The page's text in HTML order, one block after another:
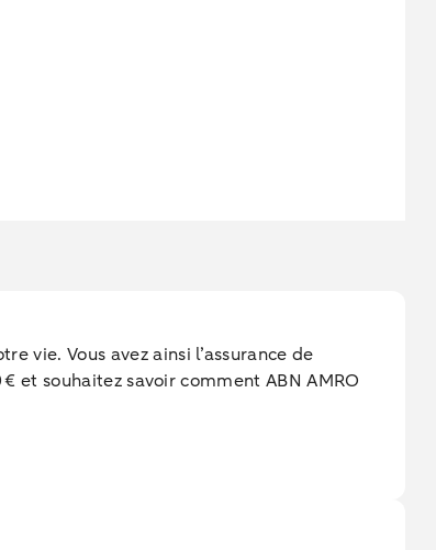
vie. Vous avez ainsi l’assurance de
et souhaitez savoir comment ABN AMRO